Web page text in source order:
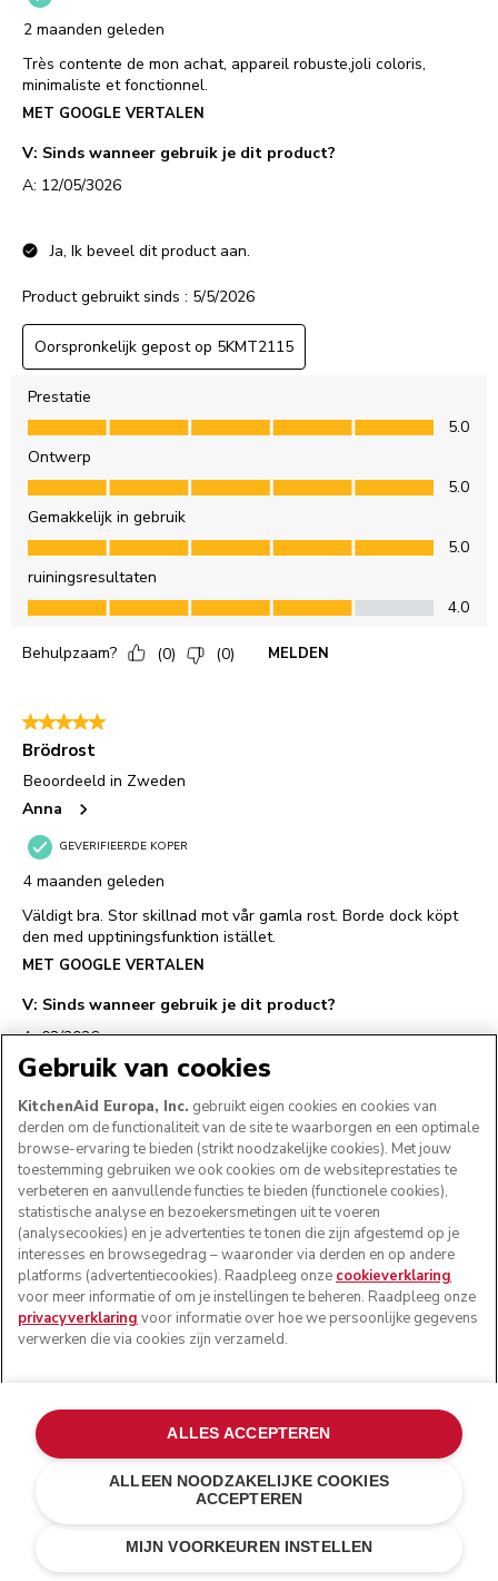
Kosten besparen€ 38,70
E-MAIL MIJ BIJ
BESCHIKBAARHEID
Gebruik van cookies
KitchenAid Europa, Inc. gebruikt eigen cookies en cookies van
derden om de functionaliteit van de site te waarborgen en een optimale
browse-ervaring te bieden (strikt noodzakelijke cookies). Met jouw
toestemming gebruiken we ook cookies om de websiteprestaties te
verbeteren en aanvullende functies te bieden (functionele cookies),
statistische analyse en bezoekersmetingen uit te voeren
(analysecookies) en je advertenties te tonen die zijn afgestemd op je
interesses en browsegedrag – waaronder via derden en op andere
platforms (advertentiecookies). Raadpleeg onze cookieverklaring
voor meer informatie of om je instellingen te beheren. Raadpleeg onze
privacyverklaring voor informatie over hoe we persoonlijke gegevens
verwerken die via cookies zijn verzameld.
MIJN VOORKEUREN INSTELLEN
ALLEEN NOODZAKELIJKE COOKIES
ACCEPTEREN
ALLES ACCEPTEREN